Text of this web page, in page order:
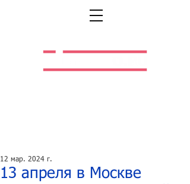
13 апреля в Москве
12 мар. 2024 г.